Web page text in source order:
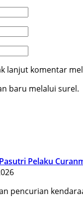
lanjut komentar
baru melalui surel.
Pelaku
pencurian